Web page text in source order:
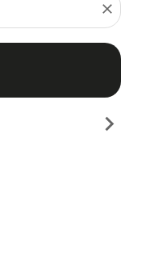
close
chevron_right